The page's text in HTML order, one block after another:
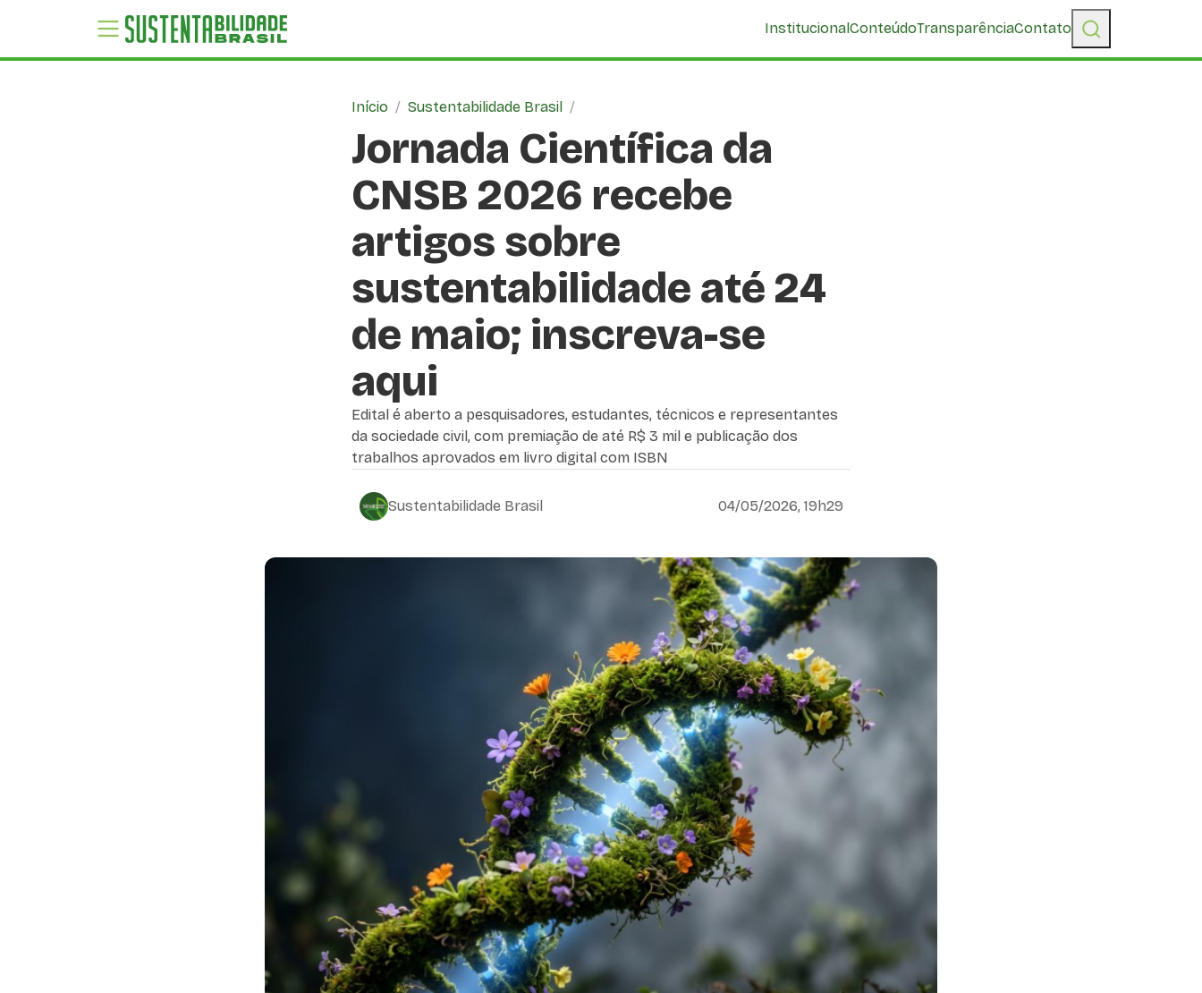
InstitucionalConteúdoTransparênciaContato
Início / Sustentabilidade Brasil /
Jornada Científica da
CNSB 2026 recebe
artigos sobre
sustentabilidade até 24
de maio; inscreva-se
aqui
Edital é aberto a pesquisadores, estudantes, técnicos e representantes
da sociedade civil, com premiação de até R$ 3 mil e publicação dos
trabalhos aprovados em livro digital com ISBN
Sustentabilidade Brasil 04/05/2026, 19h29